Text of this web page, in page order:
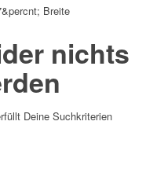
Breite
nichts
Deine Suchkriterien